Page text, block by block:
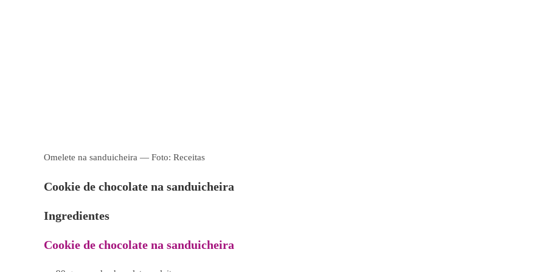
Omelete na sanduicheira — Foto: Receitas
Cookie de chocolate na sanduicheira
Ingredientes
Cookie de chocolate na sanduicheira